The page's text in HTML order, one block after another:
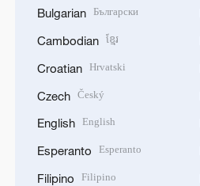
Bulgarian Български
Cambodian ខ្មែរ
Croatian Hrvatski
Czech Český
English English
Esperanto Esperanto
Filipino Filipino